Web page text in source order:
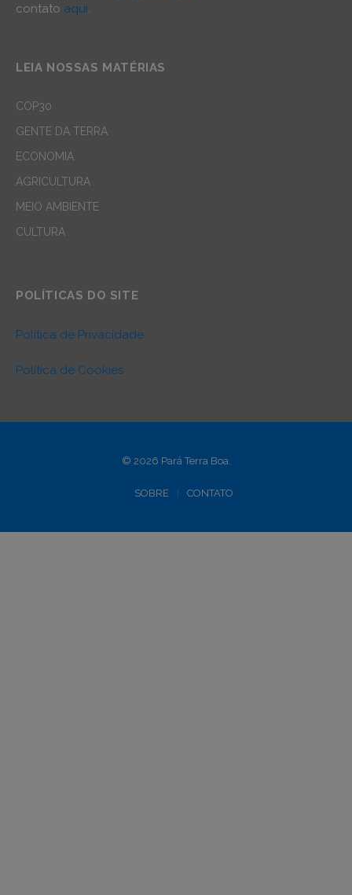
contato aqui.
LEIA NOSSAS MATÉRIAS
COP30
GENTE DA TERRA
ECONOMIA
AGRICULTURA
MEIO AMBIENTE
CULTURA
POLÍTICAS DO SITE
Política de Privacidade
Política de Cookies
© 2026 Pará Terra Boa.
SOBRE CONTATO